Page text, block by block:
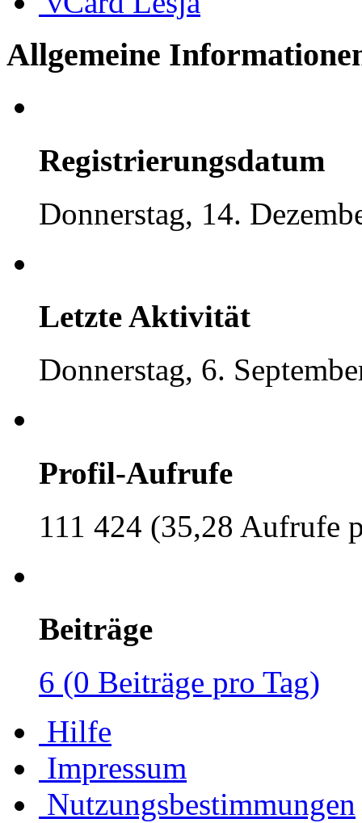
Allgemeine
Registrierungsdatum
Donnerstag, 14.
Letzte Aktivität
Donnerstag, 6.
Profil-Aufrufe
111 424 (35,28 Aufrufe
Beiträge
6 (0 Beiträge pro Tag)
Hilfe
Impressum
Nutzungsbestimmungen